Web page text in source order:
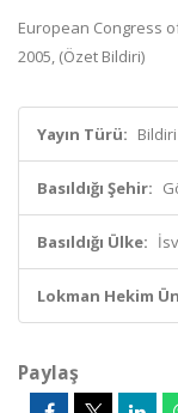
European Congress
2005, (Özet Bildiri)
Yayın Türü:
Basıldığı Şehir:
Basıldığı Ülke:
Lokman Hekim
Paylaş